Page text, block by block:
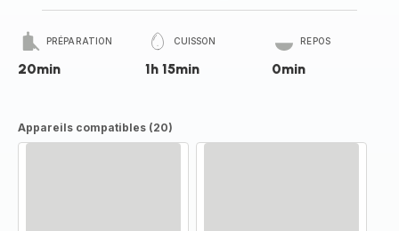
PRÉPARATION
20min
CUISSON
1h 15min
REPOS
0min
Appareils compatibles (20)